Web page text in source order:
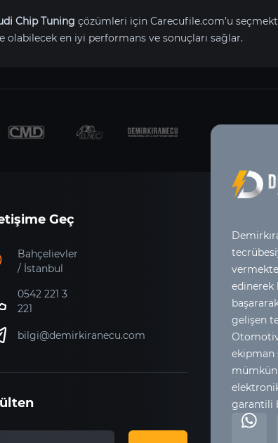
Chip Tuning çözümleri için Carecufile.com’u
en iyi performans ve sonuçları sağlar.
Geç
Bahçelievler
/ İstanbul
0542 221 3
221
bilgi@demirkiranecu.com
edinerek
gelişen
ekipman
garantili